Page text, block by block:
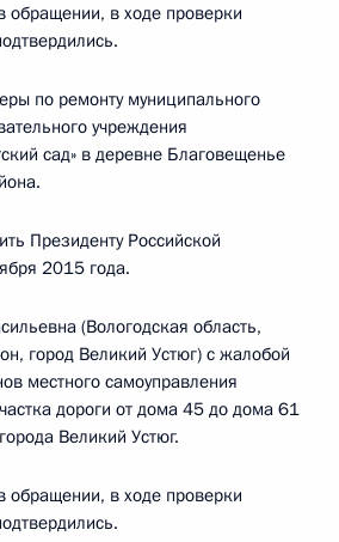
в ходе проверки
по ремонту муниципального
учреждения
сад» в деревне Благовещенье
Президенту Российской
2015 года.
(Вологодская область,
город Великий Устюг) с жалобой
местного самоуправления
дороги от дома 45 до дома 61
Великий Устюг.
в ходе проверки